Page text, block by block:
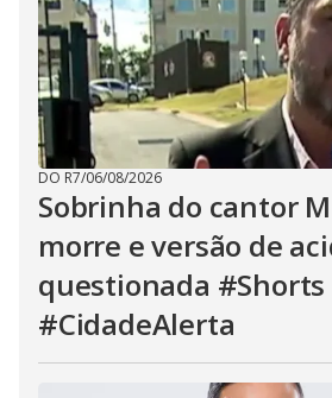
DO R7/06/08/2026
Sobrinha do cantor
morre e versão de
questionada #Shorts
#CidadeAlerta